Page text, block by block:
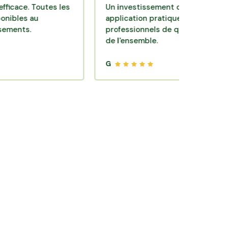
les
Un investissement de bon sens via une
application pratique réalisée par des
professionnels de qualité. Très satisfait
de l'ensemble.